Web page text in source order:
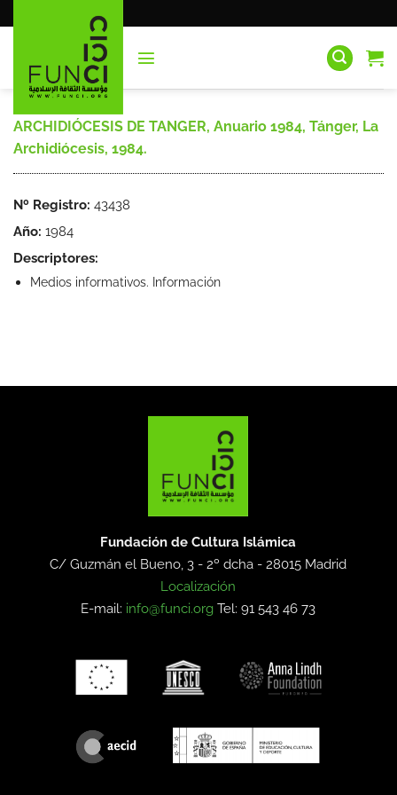
al
ARCHIDIÓCESIS DE TANGER, Anuario 1984, Tánger, La
Archidiócesis, 1984.
Nº Registro: 43438
Año: 1984
Descriptores:
Medios informativos. Información
Fundación de Cultura Islámica
C/ Guzmán el Bueno, 3 - 2º dcha -28015 Madrid
Localización
E-mail: info@funci.org Tel: 91 543 46 73